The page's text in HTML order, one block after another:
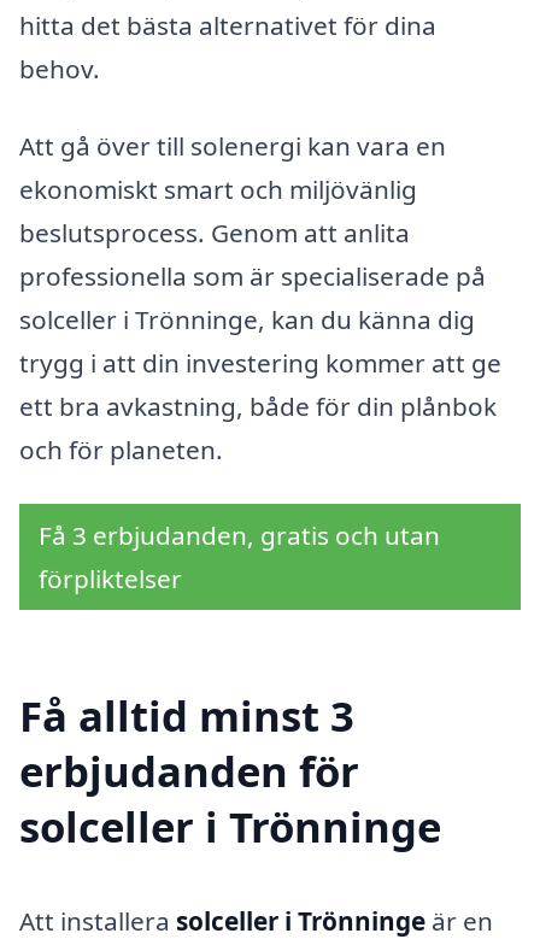
hitta det bästa alternativet för dina
behov.
Att gå över till solenergi kan vara en
ekonomiskt smart och miljövänlig
beslutsprocess. Genom att anlita
professionella som är specialiserade på
solceller i Trönninge, kan du känna dig
trygg i att din investering kommer att ge
ett bra avkastning, både för din plånbok
och för planeten.
Få 3 erbjudanden, gratis och utan
förpliktelser
Få alltid minst 3
erbjudanden för
solceller i Trönninge
Att installera solceller i Trönninge är en